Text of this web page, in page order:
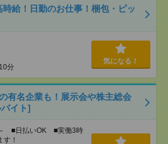
給！日勤のお仕事！梱包・ピッ
分
気になる！
有名企業も！展示会や株主総会
イト]
■日払いOK ■実働3時
！